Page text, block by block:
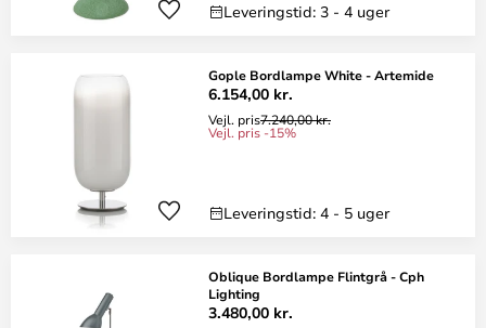
Leveringstid: 3 - 4 uger
Gople Bordlampe White - Artemide
6.154,00 kr.
Vejl. pris7.240,00 kr.
Vejl. pris -15%
Leveringstid: 4 - 5 uger
Oblique Bordlampe Flintgrå - Cph
Lighting
3.480,00 kr.